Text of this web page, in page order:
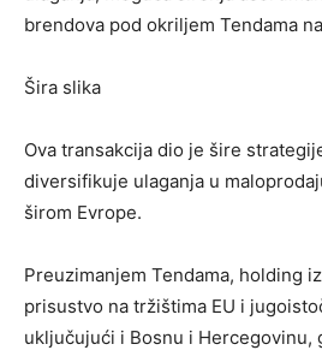
brendova pod okriljem Tendama
Šira slika
Ova transakcija dio je šire
diversifikuje ulaganja u
širom Evrope.
Preuzimanjem Tendama, holding
prisustvo na tržištima EU i
uključujući i Bosnu i Hercegovinu,